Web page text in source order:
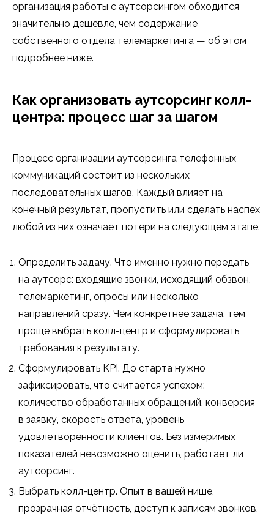
организация работы с аутсорсингом обходится
значительно дешевле, чем содержание
собственного отдела телемаркетинга — об этом
подробнее ниже.
Как организовать аутсорсинг колл-
центра: процесс шаг за шагом
Процесс организации аутсорсинга телефонных
коммуникаций состоит из нескольких
последовательных шагов. Каждый влияет на
конечный результат, пропустить или сделать наспех
любой из них означает потери на следующем этапе.
Определить задачу. Что именно нужно передать
на аутсорс: входящие звонки, исходящий обзвон,
телемаркетинг, опросы или несколько
направлений сразу. Чем конкретнее задача, тем
проще выбрать колл-центр и сформулировать
требования к результату.
Сформулировать KPI. До старта нужно
зафиксировать, что считается успехом:
количество обработанных обращений, конверсия
в заявку, скорость ответа, уровень
удовлетворённости клиентов. Без измеримых
показателей невозможно оценить, работает ли
аутсорсинг.
Выбрать колл-центр. Опыт в вашей нише,
прозрачная отчётность, доступ к записям звонков,